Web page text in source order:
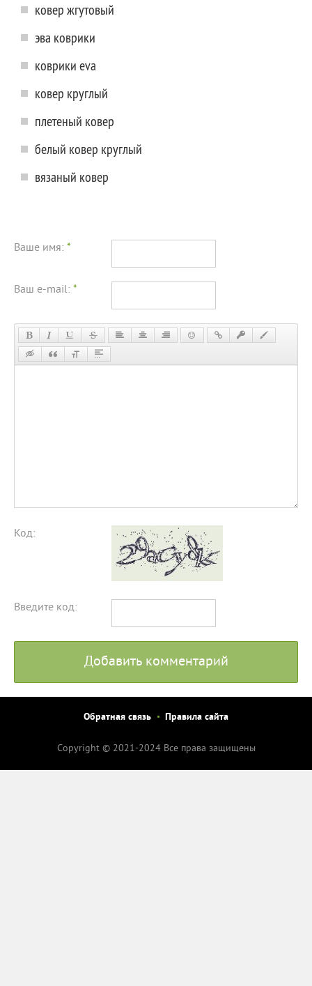
ковер жгутовый
эва коврики
коврики eva
ковер круглый
плетеный ковер
белый ковер круглый
вязаный ковер
Ваше имя: *
Ваш e-mail: *
Код:
Введите код:
Добавить комментарий
Обратная связь Правила сайта
Copyright © 2021-2024 Все права защищены